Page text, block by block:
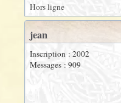
Hors ligne
jean
Inscription : 2002
Messages : 909